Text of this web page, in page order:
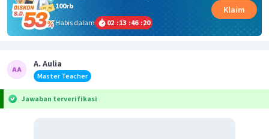
100rb
Habis dalam
02 :13 :46 :20
Klaim
A. Aulia
Master Teacher
Jawaban terverifikasi